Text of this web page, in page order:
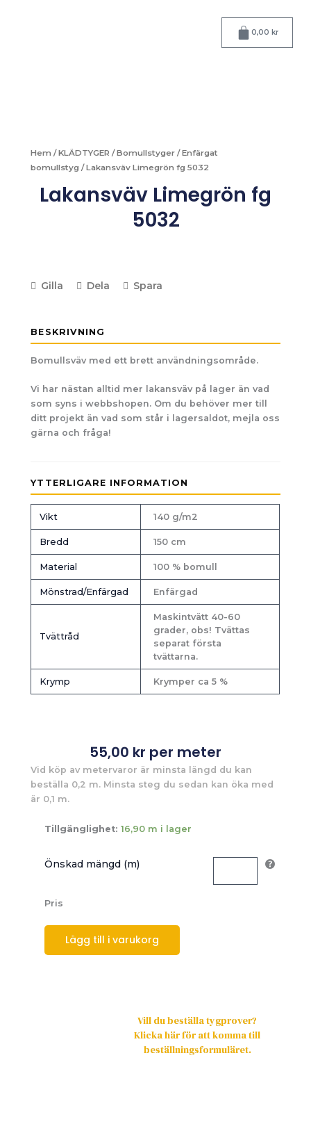
0,00 kr
Varukorg
Hem /KLÄDTYGER /Bomullstyger /Enfärgat
bomullstyg / Lakansväv Limegrön fg 5032
Lakansväv Limegrön fg
5032
Gilla Dela Spara
BESKRIVNING
Bomullsväv med ett brett användningsområde.
Vi har nästan alltid mer lakansväv på lager än vad
som syns i webbshopen. Om du behöver mer till
ditt projekt än vad som står i lagersaldot, mejla oss
gärna och fråga!
YTTERLIGARE INFORMATION
Vikt 140 g/m2
Bredd 150 cm
Material 100 % bomull
Mönstrad/Enfärgad Enfärgad
Tvättråd
Maskintvätt 40-60
grader, obs! Tvättas
separat första
tvättarna.
Krymp Krymper ca 5 %
55,00 kr per meter
Vid köp av metervaror är minsta längd du kan
beställa 0,2 m. Minsta steg du sedan kan öka med
är 0,1 m.
Tillgänglighet: 16,90 m i lager
Önskad mängd (m)
Pris
Lägg till i varukorg
Vill du beställa tygprover?
Klicka här för att komma till
beställningsformuläret.